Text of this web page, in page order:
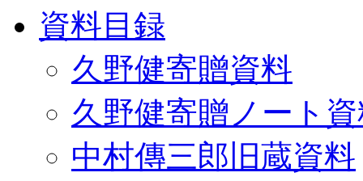
資料目録
久野健寄贈資料
久野健寄贈ノート
中村傳三郎旧蔵資料